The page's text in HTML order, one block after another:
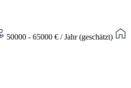
50000 - 65000 € / Jahr (geschätzt)